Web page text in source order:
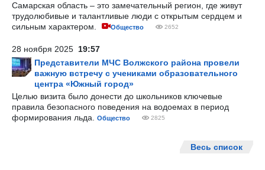
Самарская область – это замечательный регион, где живут
трудолюбивые и талантливые люди с открытым сердцем и
сильным характером.
Общество 2652
28 ноября 2025 19:57
Представители МЧС Волжского района провели
важную встречу с учениками образовательного
центра «Южный город»
Целью визита было донести до школьников ключевые
правила безопасного поведения на водоемах в период
формирования льда.
Общество 2825
Весь список